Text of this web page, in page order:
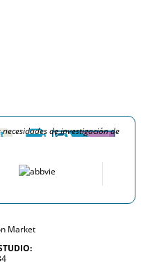
de investigación de